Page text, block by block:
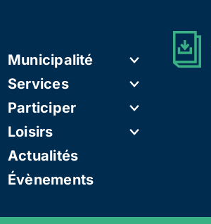
Municipalité
Services
Participer
Loisirs
Actualités
Évènements